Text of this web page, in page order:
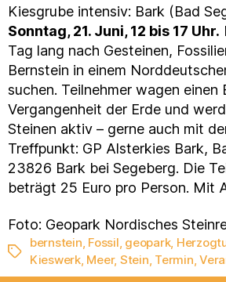
Kiesgrube intensiv: Bark (Bad
Sonntag, 21. Juni, 12 bis 17 Uhr.
Tag lang nach Gesteinen,
Bernstein in einem
suchen. Teilnehmer wagen einen
Vergangenheit der Erde und
Steinen aktiv – gerne auch mit
Treffpunkt: GP Alsterkies Bark,
23826 Bark bei Segeberg. Die
beträgt 25 Euro pro Person. Mit
Foto: Geopark Nordisches
Schlagwörter
bernstein, Fossil, geopark,
Kieswerk, Meer, Stein, Termin,